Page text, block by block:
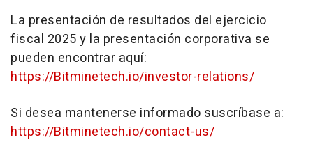
La presentación de resultados del ejercicio
fiscal 2025 y la presentación corporativa se
pueden encontrar aquí:
https://Bitminetech.io/investor-relations/
Si desea mantenerse informado suscríbase a:
https://Bitminetech.io/contact-us/